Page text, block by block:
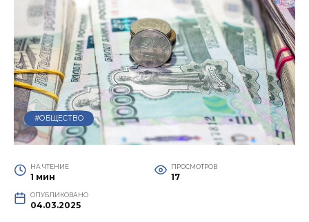
#ОБЩЕСТВО
НА ЧТЕНИЕ
1 мин
ПРОСМОТРОВ
17
ОПУБЛИКОВАНО
04.03.2025